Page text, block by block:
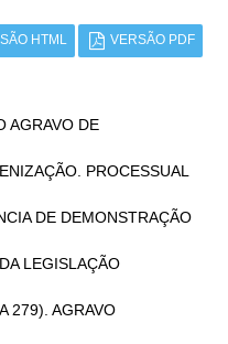
HTML VERSÃO PDF
AGRAVO DE